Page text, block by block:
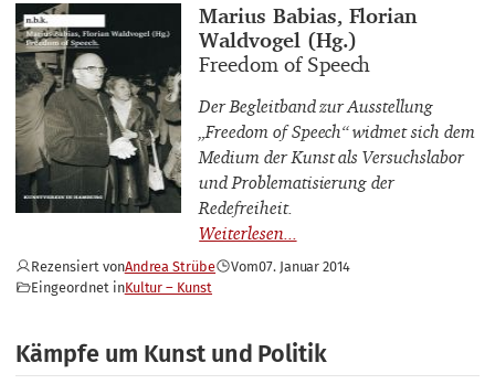
Buchautor_innen
Marius Babias, Florian
Waldvogel (Hg.)
Buchtitel
Freedom of Speech
Der Begleitband zur Ausstellung
„Freedom of Speech“ widmet sich dem
Medium der Kunst als Versuchslabor
und Problematisierung der
Redefreiheit.
Rezensiert vonAndrea Strübe Vom07. Januar 2014
Eingeordnet inKultur – Kunst
Kämpfe um Kunst und Politik